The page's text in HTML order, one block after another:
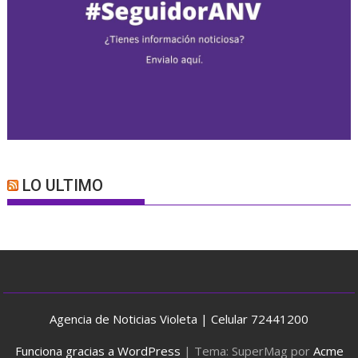
LO ULTIMO
Agencia de Noticias Violeta | Celular 72441200
Funciona gracias a WordPress | Tema: SuperMag por Acme